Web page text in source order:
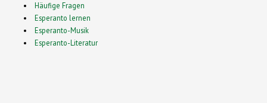
Häufige Fragen
Esperanto lernen
Esperanto-Musik
Esperanto-Literatur